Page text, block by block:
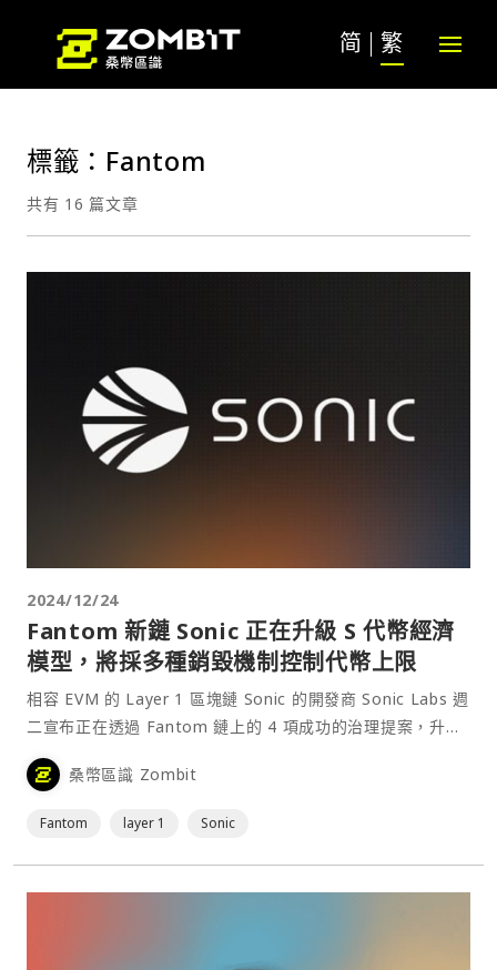
简 繁
標籤：Fantom
共有 16 篇文章
2024/12/24
Fantom 新鏈 Sonic 正在升級 S 代幣經濟
模型，將採多種銷毀機制控制代幣上限
相容 EVM 的 Layer 1 區塊鏈 Sonic 的開發商 Sonic Labs 週
二宣布正在透過 Fantom 鏈上的 4 項成功的治理提案，升級
Sonic 鏈的代幣經濟模型，包含一項約 2 億顆 S 代幣的空投
活動。⋯桑幣區識 Zombit
Fantom layer 1 Sonic